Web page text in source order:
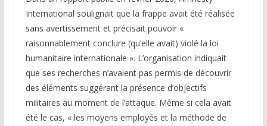
International soulignait que la frappe avait été réalisée
sans avertissement et précisait pouvoir «
raisonnablement conclure (qu’elle avait) violé la loi
humanitaire internationale ». L’organisation indiquait
que ses recherches n’avaient pas permis de découvrir
des éléments suggérant la présence d’objectifs
militaires au moment de l’attaque. Même si cela avait
été le cas, « les moyens employés et la méthode de